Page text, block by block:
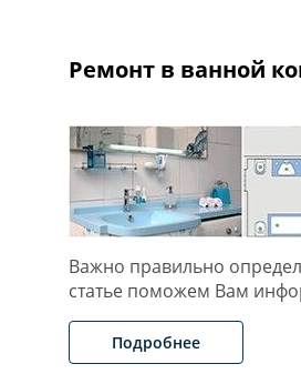
Ремонт в ванной
Важно правильно
статье поможем Вам
Подробнее